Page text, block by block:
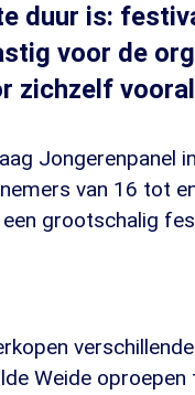
duur is:
voor de
zichzelf
Jongerenpanel
van 16 tot
grootschalig
Weide oproepen